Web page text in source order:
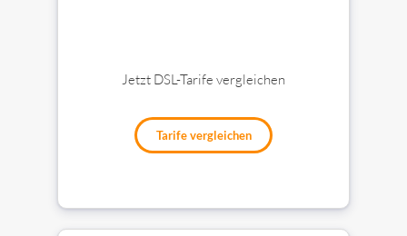
Jetzt DSL-Tarife vergleichen
Tarife vergleichen